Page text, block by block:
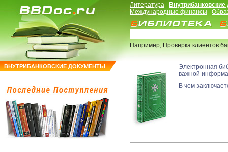
ВНУТРИБАНКОВСКИЕ ДОКУМЕНТЫ
Литература
Международные финансы
Например,Проверка клиентов
Электронная
важной
В чем